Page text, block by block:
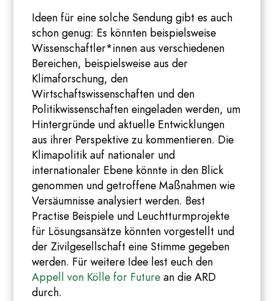
Ideen für eine solche Sendung gibt es auch
schon genug: Es könnten beispielsweise
Wissenschaftler*innen aus verschiedenen
Bereichen, beispielsweise aus der
Klimaforschung, den
Wirtschaftswissenschaften und den
Politikwissenschaften eingeladen werden, um
Hintergründe und aktuelle Entwicklungen
aus ihrer Perspektive zu kommentieren. Die
Klimapolitik auf nationaler und
internationaler Ebene könnte in den Blick
genommen und getroffene Maßnahmen wie
Versäumnisse analysiert werden. Best
Practise Beispiele und Leuchtturmprojekte
für Lösungsansätze könnten vorgestellt und
der Zivilgesellschaft eine Stimme gegeben
werden. Für weitere Idee lest euch den
Appell von Kölle for Futurean die ARD
durch.